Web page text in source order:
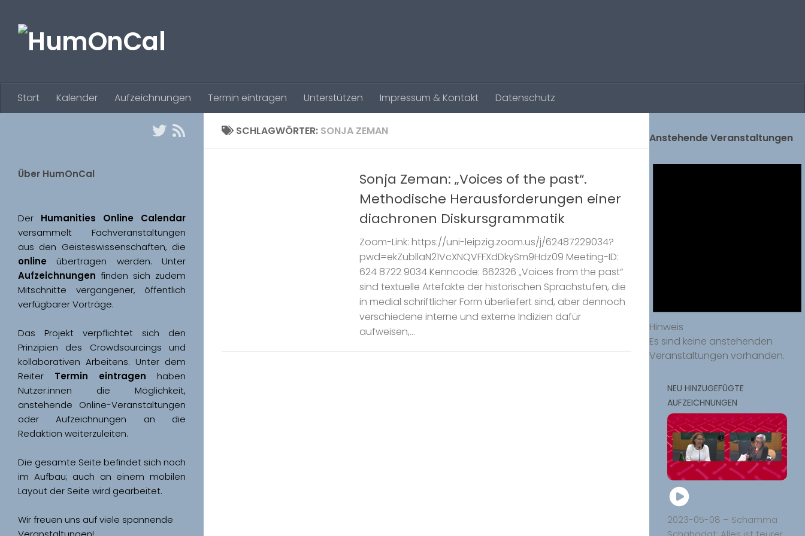
Start Kalender Aufzeichnungen Termin eintragen Unterstützen Impressum & Kontakt Datenschutz
SCHLAGWÖRTER: SONJA ZEMAN
Sonja Zeman: „Voices of the past“.
Methodische Herausforderungen einer
diachronen Diskursgrammatik
Zoom-Link: https://uni-leipzig.zoom.us/j/62487229034?
pwd=ekZubllaN21VcXNQVFFXdDkySm9Hdz09 Meeting-ID:
624 8722 9034 Kenncode: 662326 „Voices from the past“
sind textuelle Artefakte der historischen Sprachstufen, die
in medial schriftlicher Form überliefert sind, aber dennoch
verschiedene interne und externe Indizien dafür
aufweisen,...
Über HumOnCal
Der
versammelt Fachveranstaltungen
online
Aufzeichnungen finden sich zudem
Mitschnitte vergangener, öffentlich
Das Projekt verpflichtet sich den
Prinzipien des Crowdsourcings und
kollaborativen Arbeitens. Unter dem
Reiter Termin eintragen haben
Nutzer:innen die Möglichkeit,
anstehende Online-Veranstaltungen
oder Aufzeichnungen an die
Redaktion weiterzuleiten.
Die gesamte Seite befindet sich noch
im Aufbau; auch an einem mobilen
Wir freuen uns auf viele spannende
Anstehende Veranstaltungen
Hinweis
Es sind keine anstehenden
Veranstaltungen vorhanden.
NEU HINZUGEFÜGTE
AUFZEICHNUNGEN
2023-05-08 – Schamma